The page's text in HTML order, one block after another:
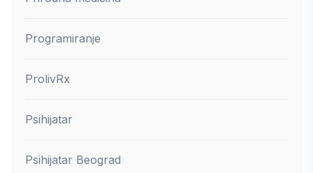
Programiranje
ProlivRx
Psihijatar
Psihijatar Beograd